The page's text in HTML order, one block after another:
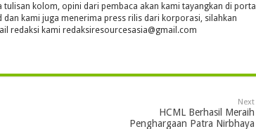
tulisan kolom, opini dari pembaca akan kami tayangkan di portal
dan kami juga menerima press rilis dari korporasi, silahkan
redaksi kami redaksiresourcesasia@gmail.com
Next
HCML Berhasil Meraih
Penghargaan Patra Nirbhaya